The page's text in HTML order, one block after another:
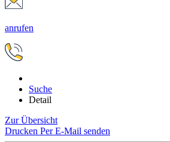
anrufen
Suche
Detail
Zur Übersicht
Drucken Per E-Mail senden